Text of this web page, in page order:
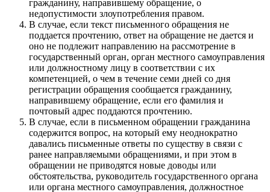
гражданину, направившему обращение, о
недопустимости злоупотребления правом.
В случае, если текст письменного обращения не
поддается прочтению, ответ на обращение не дается и
оно не подлежит направлению на рассмотрение в
государственный орган, орган местного самоуправления
или должностному лицу в соответствии с их
компетенцией, о чем в течение семи дней со дня
регистрации обращения сообщается гражданину,
направившему обращение, если его фамилия и
почтовый адрес поддаются прочтению.
В случае, если в письменном обращении гражданина
содержится вопрос, на который ему неоднократно
давались письменные ответы по существу в связи с
ранее направляемыми обращениями, и при этом в
обращении не приводятся новые доводы или
обстоятельства, руководитель государственного органа
или органа местного самоуправления, должностное